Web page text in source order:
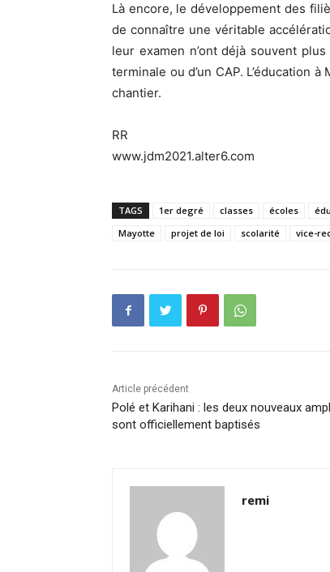
Là encore, le développement des
de connaître une véritable
leur examen n’ont déjà souvent
terminale ou d’un CAP. L’éducation
chantier.
RR
www.jdm2021.alter6.com
TAGS 1er degré classes écoles
Mayotte
projet de loi scolarité vice-
Article précédent
Polé et Karihani : les deux nouveaux
sont officiellement baptisés
remi